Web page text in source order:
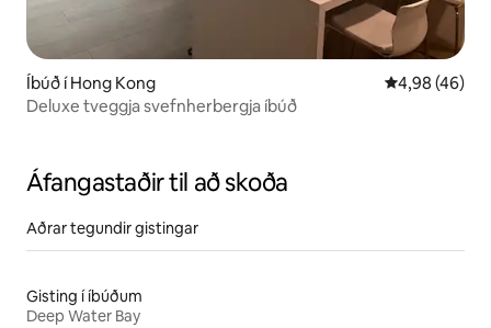
Íbúð í Hong Kong 4,98 af 5 í
4,98 (46)
Deluxe tveggja svefnherbergja íbúð
Áfangastaðir til að skoða
Aðrar tegundir gistingar
Gisting í íbúðum
Deep Water Bay